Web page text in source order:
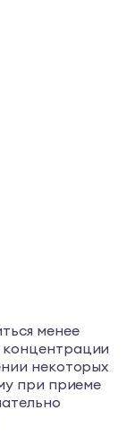
менее
концентрации
некоторых
при приеме